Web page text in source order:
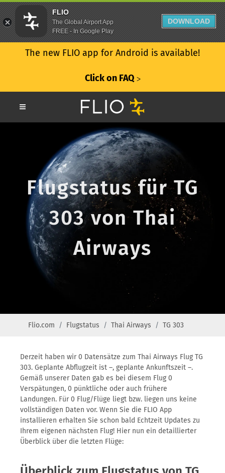
The new FLIO app for Android is available!
Click on FAQ ᐳ
Flugstatus für TG
303 von Thai
Airways
Flio.com Flugstatus Thai Airways TG 303
Derzeit haben wir 0 Datensätze zum Thai Airways Flug TG
303. Geplante Abflugzeit ist –, geplante Ankunftszeit –.
Gemäß unserer Daten gab es bei diesem Flug 0
Verspätungen, 0 pünktliche oder auch frühere
Landungen. Für 0 Flug/Flüge liegt bzw. liegen uns keine
vollständigen Daten vor. Wenn Sie die FLIO App
installieren erhalten Sie schon bald Echtzeit Updates zu
Ihrem eigenen nächsten Flug! Hier nun ein detaillierter
Überblick über die letzten Flüge:
FLIO
The Global Airport App
FREE - In Google Play
DOWNLOAD